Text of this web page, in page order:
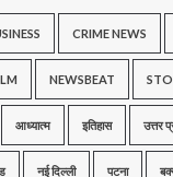
CRIME NEWS
NEWSBEAT
आध्यात्म इतिहास उत्तर
नई दिल्ली पटना